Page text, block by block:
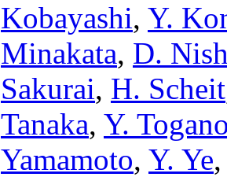
Kobayashi, Y.
Minakata, D.
Sakurai, H. Scheit
Tanaka, Y.
Yamamoto, Y. Ye